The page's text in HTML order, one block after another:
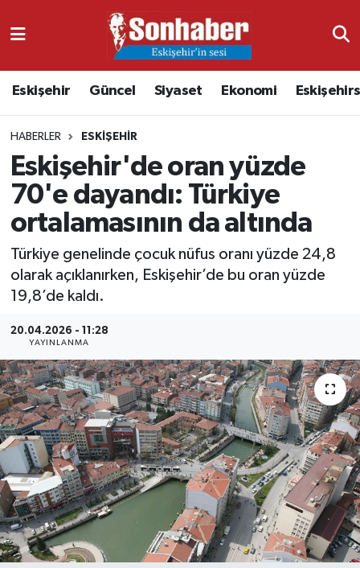
Eskişehir Güncel Siyaset Ekonomi
HABERLER ESKIŞEHIR
Eskişehir'de oran yüzde
70'e dayandı: Türkiye
ortalamasının da altında
Türkiye genelinde çocuk nüfus oranı yüzde 24,8
olarak açıklanırken, Eskişehir’de bu oran yüzde
19,8’de kaldı.
20.04.2026 - 11:28
YAYINLANMA
Ekonomi
Güncel
Kültür & Sanat
Magazin
Sağlık
Siyaset
Spor
Nöbetçi Eczaneler
Namaz Vakitleri
Trafik Durumu
Süper Lig Puan Durumu ve Fikstür
Tüm Manşetler
Haber Arşivi